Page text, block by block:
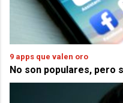
9 apps que valen oro
No son populares, pero